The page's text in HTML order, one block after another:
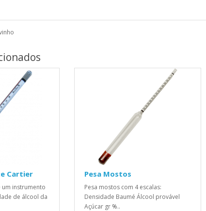
Cartier
um instrumento
de álcool da
Pesa Mostos
Pesa mostos com 4 escalas:
Densidade Baumé Álcool provável
Açúcar gr %..